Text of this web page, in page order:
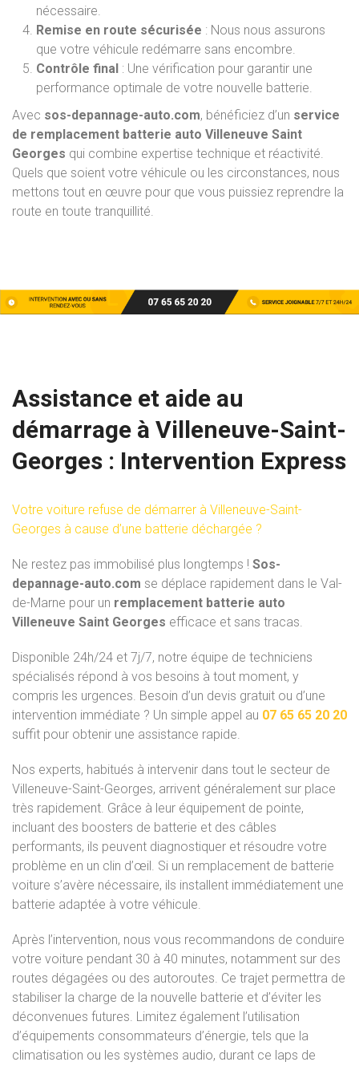
nécessaire.
Remise en route sécurisée : Nous nous assurons
que votre véhicule redémarre sans encombre.
Contrôle final : Une vérification pour garantir une
performance optimale de votre nouvelle batterie.
Avec sos-depannage-auto.com, bénéficiez d’un service
de remplacement batterie auto Villeneuve Saint
Georges qui combine expertise technique et réactivité.
Quels que soient votre véhicule ou les circonstances, nous
mettons tout en œuvre pour que vous puissiez reprendre la
route en toute tranquillité.
Assistance et aide au
démarrage à Villeneuve-Saint-
Georges : Intervention Express
Votre voiture refuse de démarrer à Villeneuve-Saint-
Georges à cause d’une batterie déchargée ?
Ne restez pas immobilisé plus longtemps ! Sos-
depannage-auto.com se déplace rapidement dans le Val-
de-Marne pour un remplacement batterie auto
Villeneuve Saint Georges efficace et sans tracas.
Disponible 24h/24 et 7j/7, notre équipe de techniciens
spécialisés répond à vos besoins à tout moment, y
compris les urgences. Besoin d’un devis gratuit ou d’une
intervention immédiate ? Un simple appel au 07 65 65 20 20
suffit pour obtenir une assistance rapide.
Nos experts, habitués à intervenir dans tout le secteur de
Villeneuve-Saint-Georges, arrivent généralement sur place
très rapidement. Grâce à leur équipement de pointe,
incluant des boosters de batterie et des câbles
performants, ils peuvent diagnostiquer et résoudre votre
problème en un clin d’œil. Si un remplacement de batterie
voiture s’avère nécessaire, ils installent immédiatement une
batterie adaptée à votre véhicule.
Après l’intervention, nous vous recommandons de conduire
votre voiture pendant 30 à 40 minutes, notamment sur des
routes dégagées ou des autoroutes. Ce trajet permettra de
stabiliser la charge de la nouvelle batterie et d’éviter les
déconvenues futures. Limitez également l’utilisation
d’équipements consommateurs d’énergie, tels que la
climatisation ou les systèmes audio, durant ce laps de